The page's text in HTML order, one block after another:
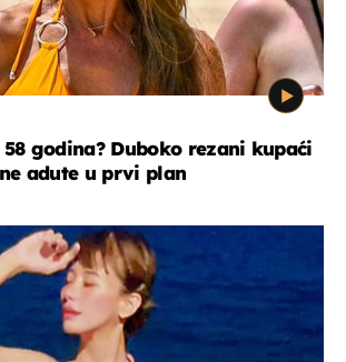
godina? Duboko rezani kupaći
adute u prvi plan